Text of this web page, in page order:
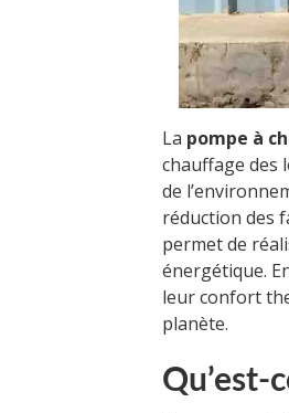
La pompe à
chauffage des
de
réduction des
permet de
énergétique.
leur confort
planète.
Qu’est-